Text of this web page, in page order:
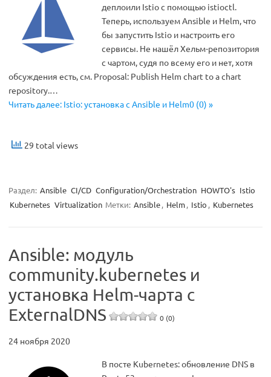
деплоили Istio с помощью istioctl.
Теперь, используем Ansible и Helm, что
бы запустить Istio и настроить его
сервисы. Не нашёл Хельм-репозитория
с чартом, судя по всему его и нет, хотя
обсуждения есть, см. Proposal: Publish Helm chart to a chart
repository.…
Читать далее: Istio: установка с Ansible и Helm0 (0) »
29 total views
Раздел: Ansible CI/CD Configuration/Orchestration HOWTO's Istio
Kubernetes Virtualization Метки: Ansible, Helm, Istio , Kubernetes
Ansible: модуль
community.kubernetes и
установка Helm-чарта с
ExternalDNS
0 (0)
24 ноября 2020
В посте Kubernetes: обновление DNS в